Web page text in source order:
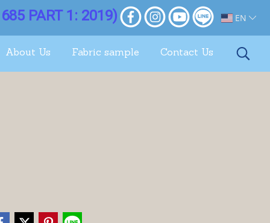
PART 1: 2019) EN
About Us Fabric sample Contact Us